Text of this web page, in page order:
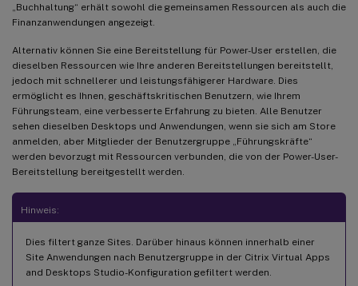
„Buchhaltung“ erhält sowohl die gemeinsamen Ressourcen als auch die
Finanzanwendungen angezeigt.
Alternativ können Sie eine Bereitstellung für Power-User erstellen, die
dieselben Ressourcen wie Ihre anderen Bereitstellungen bereitstellt,
jedoch mit schnellerer und leistungsfähigerer Hardware. Dies
ermöglicht es Ihnen, geschäftskritischen Benutzern, wie Ihrem
Führungsteam, eine verbesserte Erfahrung zu bieten. Alle Benutzer
sehen dieselben Desktops und Anwendungen, wenn sie sich am Store
anmelden, aber Mitglieder der Benutzergruppe „Führungskräfte“
werden bevorzugt mit Ressourcen verbunden, die von der Power-User-
Bereitstellung bereitgestellt werden.
Hinweis:
Dies filtert ganze Sites. Darüber hinaus können innerhalb einer
Site Anwendungen nach Benutzergruppe in der Citrix Virtual Apps
and Desktops Studio-Konfiguration gefiltert werden.